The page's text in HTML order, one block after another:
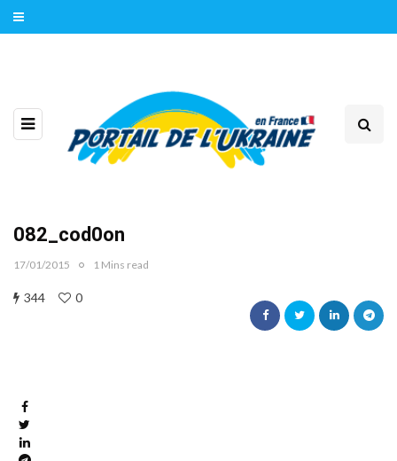
082_cod0on
17/01/2015 1 Mins read
344 0